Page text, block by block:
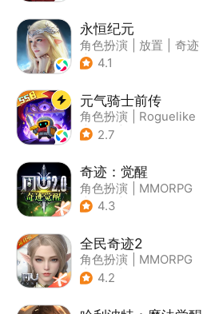
永恒纪元
角色扮演 放置
奇迹
| 奇迹MU
4.1
元气骑士前传
角色扮演
Roguelike
| 地牢
2.7
奇迹：觉醒
角色扮演
MMORPG
| 奇迹
4.3
全民奇迹2
角色扮演
MMORPG
| 奇幻
4.2